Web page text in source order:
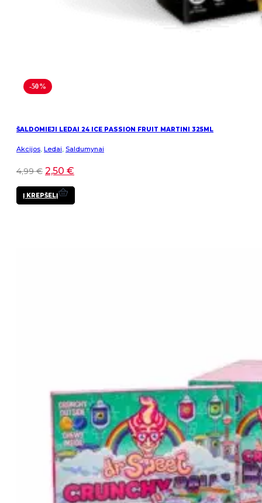
-50%
ŠALDOMIEJI LEDAI 24 ICE PASSION FRUIT MARTINI 325ML
Akcijos, Ledai, Saldumynai
4,99€ 2,50 €
Į KREPŠELĮ